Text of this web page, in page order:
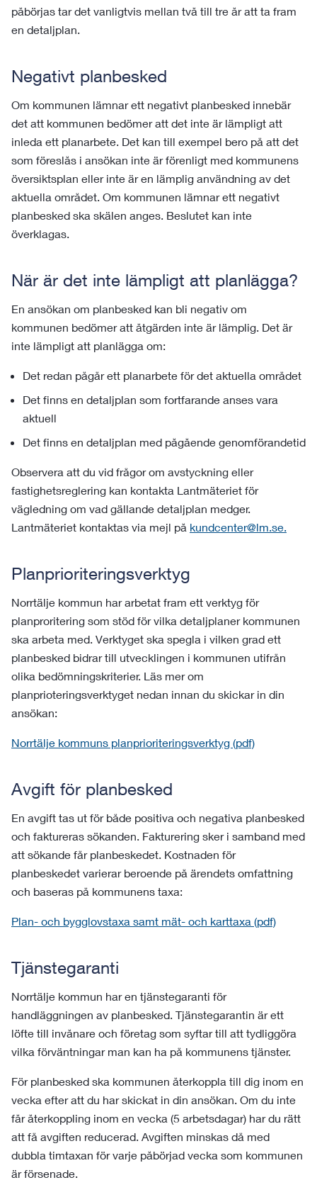
påbörjas tar det vanligtvis mellan två till tre år att ta fram
en detaljplan.
Negativt planbesked
Om kommunen lämnar ett negativt planbesked innebär
det att kommunen bedömer att det inte är lämpligt att
inleda ett planarbete. Det kan till exempel bero på att det
som föreslås i ansökan inte är förenligt med kommunens
översiktsplan eller inte är en lämplig användning av det
aktuella området. Om kommunen lämnar ett negativt
planbesked ska skälen anges. Beslutet kan inte
överklagas.
När är det inte lämpligt att planlägga?
En ansökan om planbesked kan bli negativ om
kommunen bedömer att åtgärden inte är lämplig. Det är
inte lämpligt att planlägga om:
Det redan pågår ett planarbete för det aktuella området
Det finns en detaljplan som fortfarande anses vara
aktuell
Det finns en detaljplan med pågående genomförandetid
Observera att du vid frågor om avstyckning eller
fastighetsreglering kan kontakta Lantmäteriet för
vägledning om vad gällande detaljplan medger.
Lantmäteriet kontaktas via mejl på kundcenter@lm.se.
Planprioriteringsverktyg
Norrtälje kommun har arbetat fram ett verktyg för
planproritering som stöd för vilka detaljplaner kommunen
ska arbeta med. Verktyget ska spegla i vilken grad ett
planbesked bidrar till utvecklingen i kommunen utifrån
olika bedömningskriterier. Läs mer om
planprioteringsverktyget nedan innan du skickar in din
ansökan:
Norrtälje kommuns planprioriteringsverktyg (pdf)
Avgift för planbesked
En avgift tas ut för både positiva och negativa planbesked
och faktureras sökanden. Fakturering sker i samband med
att sökande får planbeskedet. Kostnaden för
planbeskedet varierar beroende på ärendets omfattning
och baseras på kommunens taxa:
Plan- och bygglovstaxa samt mät- och karttaxa (pdf)
Tjänstegaranti
Norrtälje kommun har en tjänstegaranti för
handläggningen av planbesked. Tjänstegarantin är ett
löfte till invånare och företag som syftar till att tydliggöra
vilka förväntningar man kan ha på kommunens tjänster.
För planbesked ska kommunen återkoppla till dig inom en
vecka efter att du har skickat in din ansökan. Om du inte
får återkoppling inom en vecka (5 arbetsdagar) har du rätt
att få avgiften reducerad. Avgiften minskas då med
dubbla timtaxan för varje påbörjad vecka som kommunen
är försenade.